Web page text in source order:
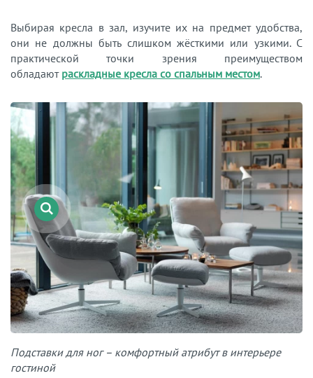
Выбирая кресла в зал, изучите их на предмет удобства,
они не должны быть слишком жёсткими или узкими. С
практической точки зрения преимуществом
обладают раскладные кресла со спальным местом.
Подставки для ног – комфортный атрибут в интерьере
гостиной